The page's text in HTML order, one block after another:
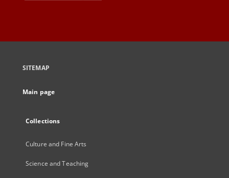
SITEMAP
Main page
Collections
Culture and Fine Arts
Science and Teaching